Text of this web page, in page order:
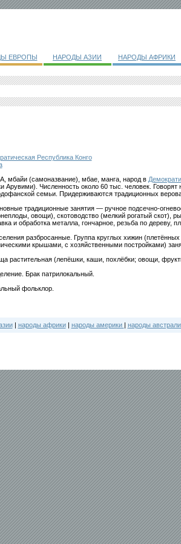
ЕВРОПЫ НАРОДЫ АЗИИ НАРОДЫ АФРИКИ
Республика Конго
мбайи (самоназвание), мбае, манга, народ в
Арувими). Численность около 60 тыс. человек.
семьи. Придерживаются традиционных
традиционные занятия — ручное подсечно-
овощи), скотоводство (мелкий рогатый скот),
и обработка металла, гончарное, резьба по дереву,
разбросанные. Группа круглых хижин
крышами, с хозяйственными постройками)
растительная (лепёшки, каши, похлёбки; овощи,
Брак патрилокальный.
фольклор.
| народы африки| народы америки | народы